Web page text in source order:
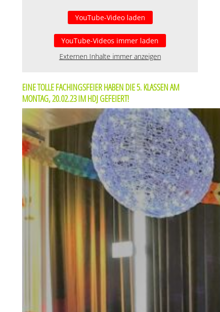
YouTube-Video laden
YouTube-Videos immer laden
Externen Inhalte immer anzeigen
EINE TOLLE FACHINGSFEIER HABEN DIE 5. KLASSEN AM
MONTAG, 20.02.23 IM HDJ GEFEIERT!